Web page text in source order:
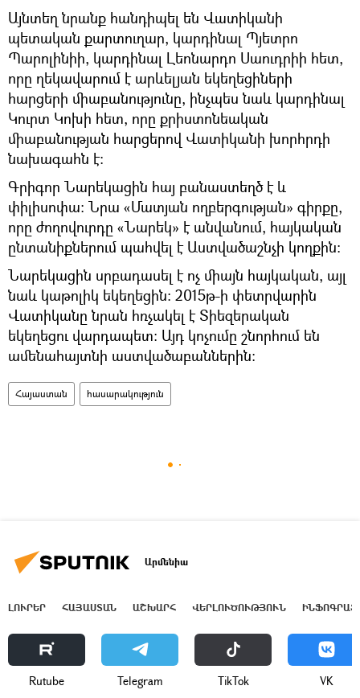
Այնտեղ նրանք հանդիպել են Վատիկանի
պետական քարտուղար, կարդինալ Պյետրո
Պարոլինիի, կարդինալ Լեոնարդո Սաուդրիի հետ,
որը ղեկավարում է արևելյան եկեղեցիների
հարցերի միաբանությունը, ինչպես նաև կարդինալ
Կուրտ Կոխի հետ, որը քրիստոնեական
միաբանության հարցերով Վատիկանի խորհրդի
նախագահն է։
Գրիգոր Նարեկացին հայ բանաստեղծ է և
փիլիսոփա։ Նրա «Մատյան ողբերգության» գիրքը,
որը ժողովուրդը «Նարեկ» է անվանում, հայկական
ընտանիքներում պահվել է Աստվածաշնչի կողքին։
Նարեկացին սրբադասել է ոչ միայն հայկական, այլ
նաև կաթոլիկ եկեղեցին։ 2015թ-ի փետրվարին
Վատիկանը նրան հռչակել է Տիեզերական
եկեղեցու վարդապետ։ Այդ կոչումը շնորհում են
ամենահայտնի աստվածաբաններին։
Հայաստան հասարակություն
Արմենիա
ԼՈՒՐԵՐ ՀԱՅԱՍՏԱՆ ԱՇԽԱՐՀ ՎԵՐԼՈՒԾՈՒԹՅՈՒՆ
Rutube Telegram ТikТоk VK